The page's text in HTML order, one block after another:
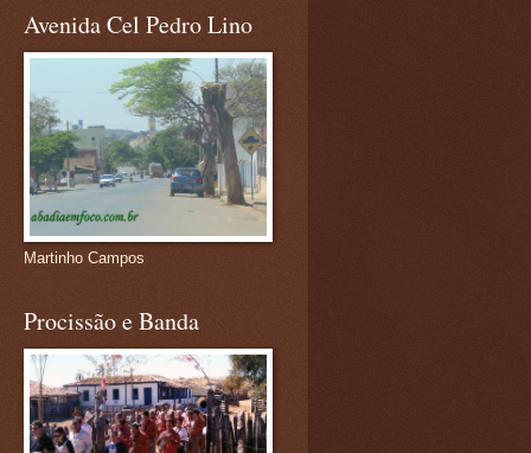
Avenida Cel Pedro Lino
Martinho Campos
Procissão e Banda